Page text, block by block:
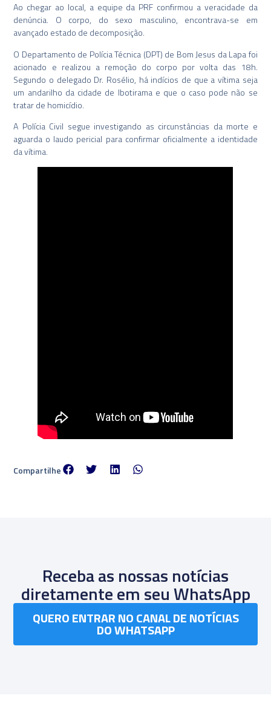
Ao chegar ao local, a equipe da PRF confirmou a veracidade da
denúncia. O corpo, do sexo masculino, encontrava-se em
avançado estado de decomposição.
O Departamento de Polícia Técnica (DPT) de Bom Jesus da Lapa foi
acionado e realizou a remoção do corpo por volta das 18h.
Segundo o delegado Dr. Rosélio, há indícios de que a vítima seja
um andarilho da cidade de Ibotirama e que o caso pode não se
tratar de homicídio.
A Polícia Civil segue investigando as circunstâncias da morte e
aguarda o laudo pericial para confirmar oficialmente a identidade
da vítima.
Compartilhe
Receba as nossas notícias
diretamente em seu WhatsApp
QUERO ENTRAR NO CANAL DE NOTÍCIAS
DO WHATSAPP